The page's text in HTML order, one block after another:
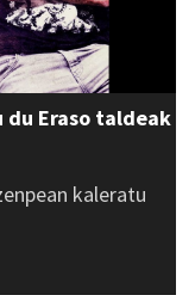
du Eraso taldeak
kaleratu